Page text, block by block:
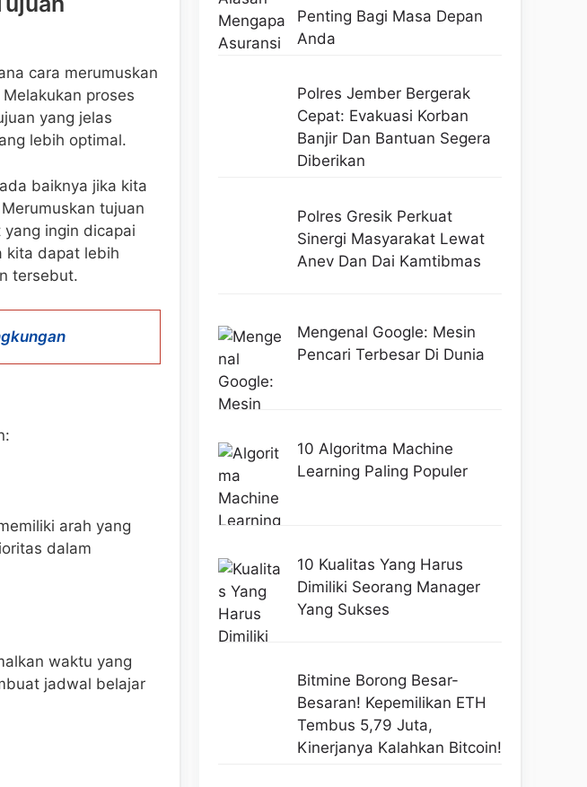
cara merumuskan
proses
yang jelas
lebih optimal.
baiknya jika kita
tujuan
ingin dicapai
kita dapat lebih
tersebut.
arah yang
dalam
waktu yang
jadwal belajar
Penting Bagi Masa Depan
Anda
Polres Jember Bergerak
Cepat: Evakuasi Korban
Banjir Dan Bantuan Segera
Diberikan
Polres Gresik Perkuat
Sinergi Masyarakat Lewat
Anev Dan Dai Kamtibmas
Mengenal Google: Mesin
Pencari Terbesar Di Dunia
10 Algoritma Machine
Learning Paling Populer
10 Kualitas Yang Harus
Dimiliki Seorang Manager
Yang Sukses
Bitmine Borong Besar-
Besaran! Kepemilikan ETH
Tembus 5,79 Juta,
Kinerjanya Kalahkan Bitcoin!